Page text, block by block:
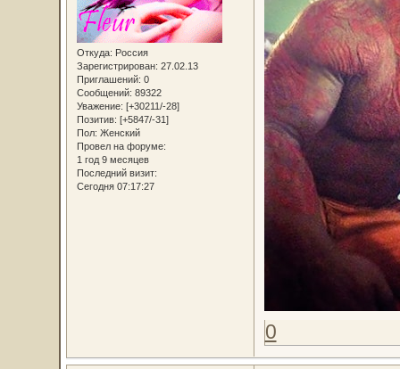
Откуда: Россия
Зарегистрирован: 27.02.13
Приглашений: 0
Сообщений: 89322
Уважение: [+30211/-28]
Позитив: [+5847/-31]
Пол: Женский
Провел на форуме:
1 год 9 месяцев
Последний визит:
Сегодня 07:17:27
0